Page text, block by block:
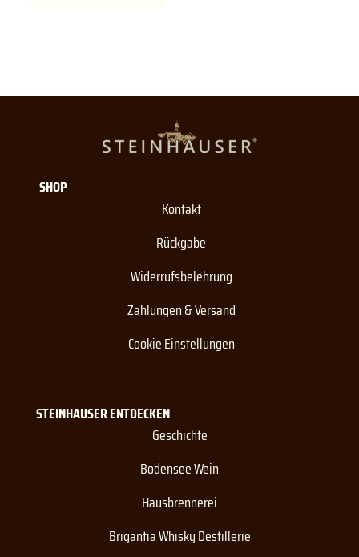
STEINHAUSER ENTDECKEN
Geschichte
Bodensee Wein
Hausbrennerei
Brigantia Whisky Destillerie
SHOP
Kontakt
Rückgabe
Widerrufsbelehrung
Zahlungen & Versand
Cookie Einstellungen